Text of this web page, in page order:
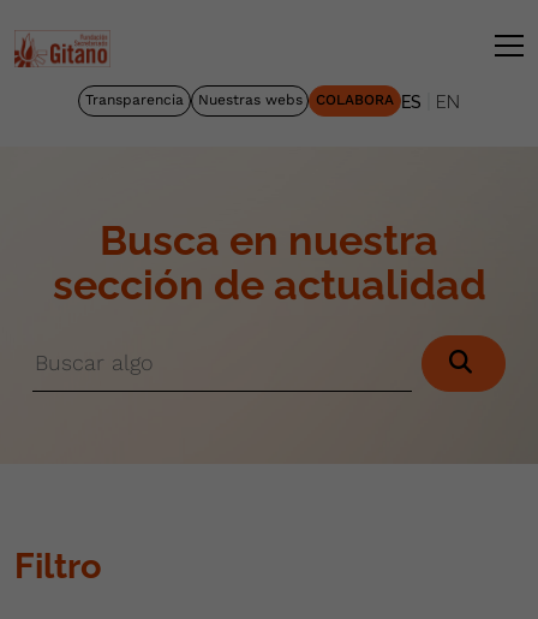
Transparencia Nuestras webs COLABORA ES EN
Busca en nuestra
sección de actualidad
Filtro